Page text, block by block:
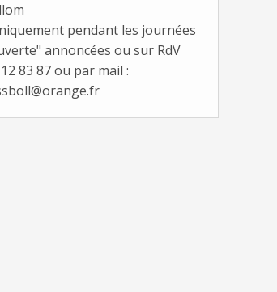
pendant les journées
annoncées ou sur RdV
83 87 ou par mail :